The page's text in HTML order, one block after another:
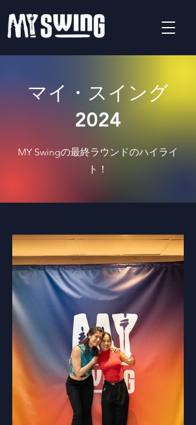
マイ・スイング
2024
MY Swingの最終ラウンドのハイライ
ト！